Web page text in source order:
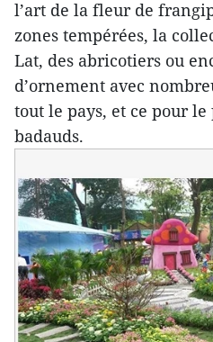
l’art de la fleur de
zones tempérées, la
Lat, des abricotiers ou
d’ornement avec
tout le pays, et ce pour
badauds.